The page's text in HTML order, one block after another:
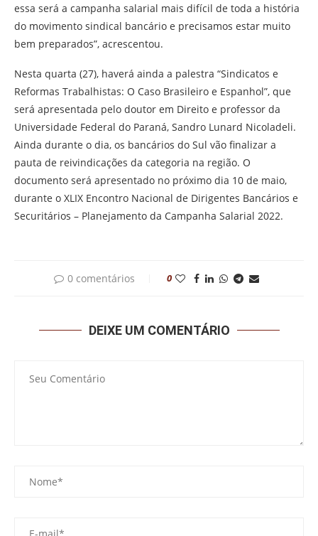
essa será a campanha salarial mais difícil de toda a história
do movimento sindical bancário e precisamos estar muito
bem preparados”, acrescentou.
Nesta quarta (27), haverá ainda a palestra “Sindicatos e
Reformas Trabalhistas: O Caso Brasileiro e Espanhol”, que
será apresentada pelo doutor em Direito e professor da
Universidade Federal do Paraná, Sandro Lunard Nicoladeli.
Ainda durante o dia, os bancários do Sul vão finalizar a
pauta de reivindicações da categoria na região. O
documento será apresentado no próximo dia 10 de maio,
durante o XLIX Encontro Nacional de Dirigentes Bancários e
Securitários – Planejamento da Campanha Salarial 2022.
0 comentários 0
DEIXE UM COMENTÁRIO